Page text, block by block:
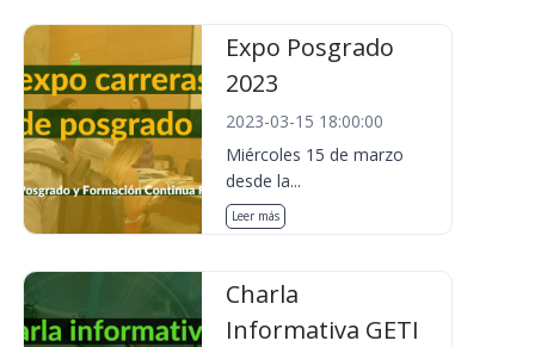
Expo Posgrado
2023
2023-03-15 18:00:00
Miércoles 15 de marzo
desde la...
Leer más
Charla
Informativa GETI